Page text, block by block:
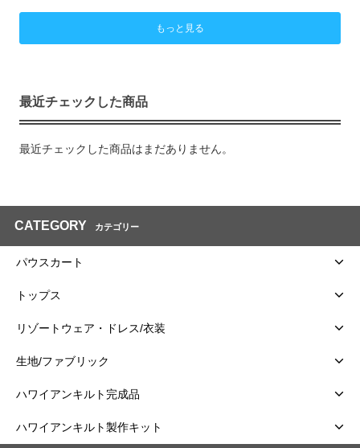
もっと見る
最近チェックした商品
最近チェックした商品はまだありません。
CATEGORY カテゴリー
パウスカート
トップス
リゾートウェア・ドレス/衣装
生地/ファブリック
ハワイアンキルト完成品
ハワイアンキルト製作キット